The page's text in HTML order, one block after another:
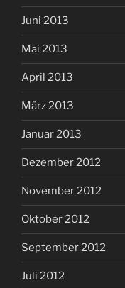
Juni 2013
Mai 2013
April 2013
März 2013
Januar 2013
Dezember 2012
November 2012
Oktober 2012
September 2012
Juli 2012